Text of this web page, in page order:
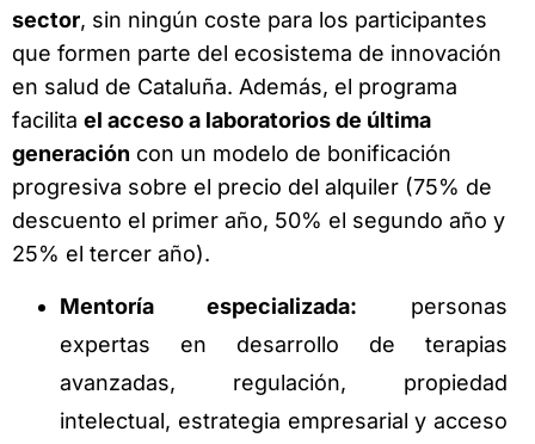
sector, sin ningún coste para los participantes
que formen parte del ecosistema de innovación
en salud de Cataluña. Además, el programa
facilita el acceso a laboratorios de última
generación con un modelo de bonificación
progresiva sobre el precio del alquiler (75% de
descuento el primer año, 50% el segundo año y
25% el tercer año).
Mentoría especializada: personas
expertas en desarrollo de terapias
avanzadas, regulación, propiedad
intelectual, estrategia empresarial y acceso